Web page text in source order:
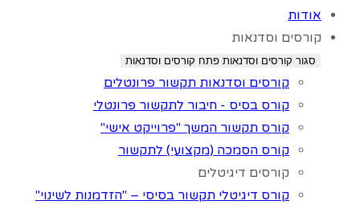
אודות
קורסים וסדנאות
סגור קורסים וסדנאות פתח קורסים וסדנאות
קורסים וסדנאות תקשור פרונטלים
קורס בסיס - חיבור לתקשור פרונטלי
קורס תקשור המשך "פרוייקט אישי"
קורס הסמכה (מקצועי) לתקשור
קורסים דיגיטלים
קורס דיגיטלי תקשור בסיסי – "הזדמנות לשינוי"